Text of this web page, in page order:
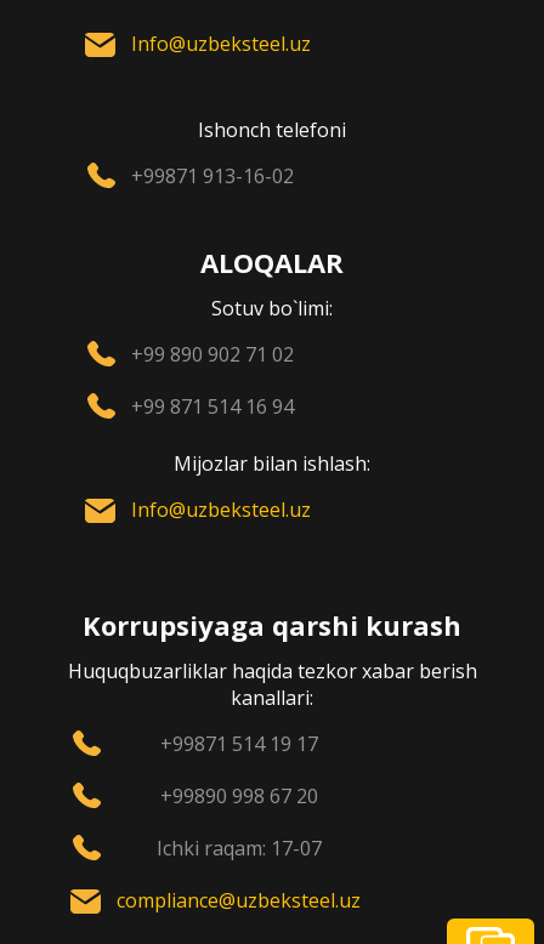
Info@uzbeksteel.uz
Ishonch telefoni
+99871 913-16-02
ALOQALAR
Sotuv bo`limi:
+99 890 902 71 02
+99 871 514 16 94
Mijozlar bilan ishlash:
Info@uzbeksteel.uz
Korrupsiyaga qarshi kurash
Huquqbuzarliklar haqida tezkor xabar berish
kanallari:
+99871 514 19 17
+99890 998 67 20
Ichki raqam: 17-07
compliance@uzbeksteel.uz